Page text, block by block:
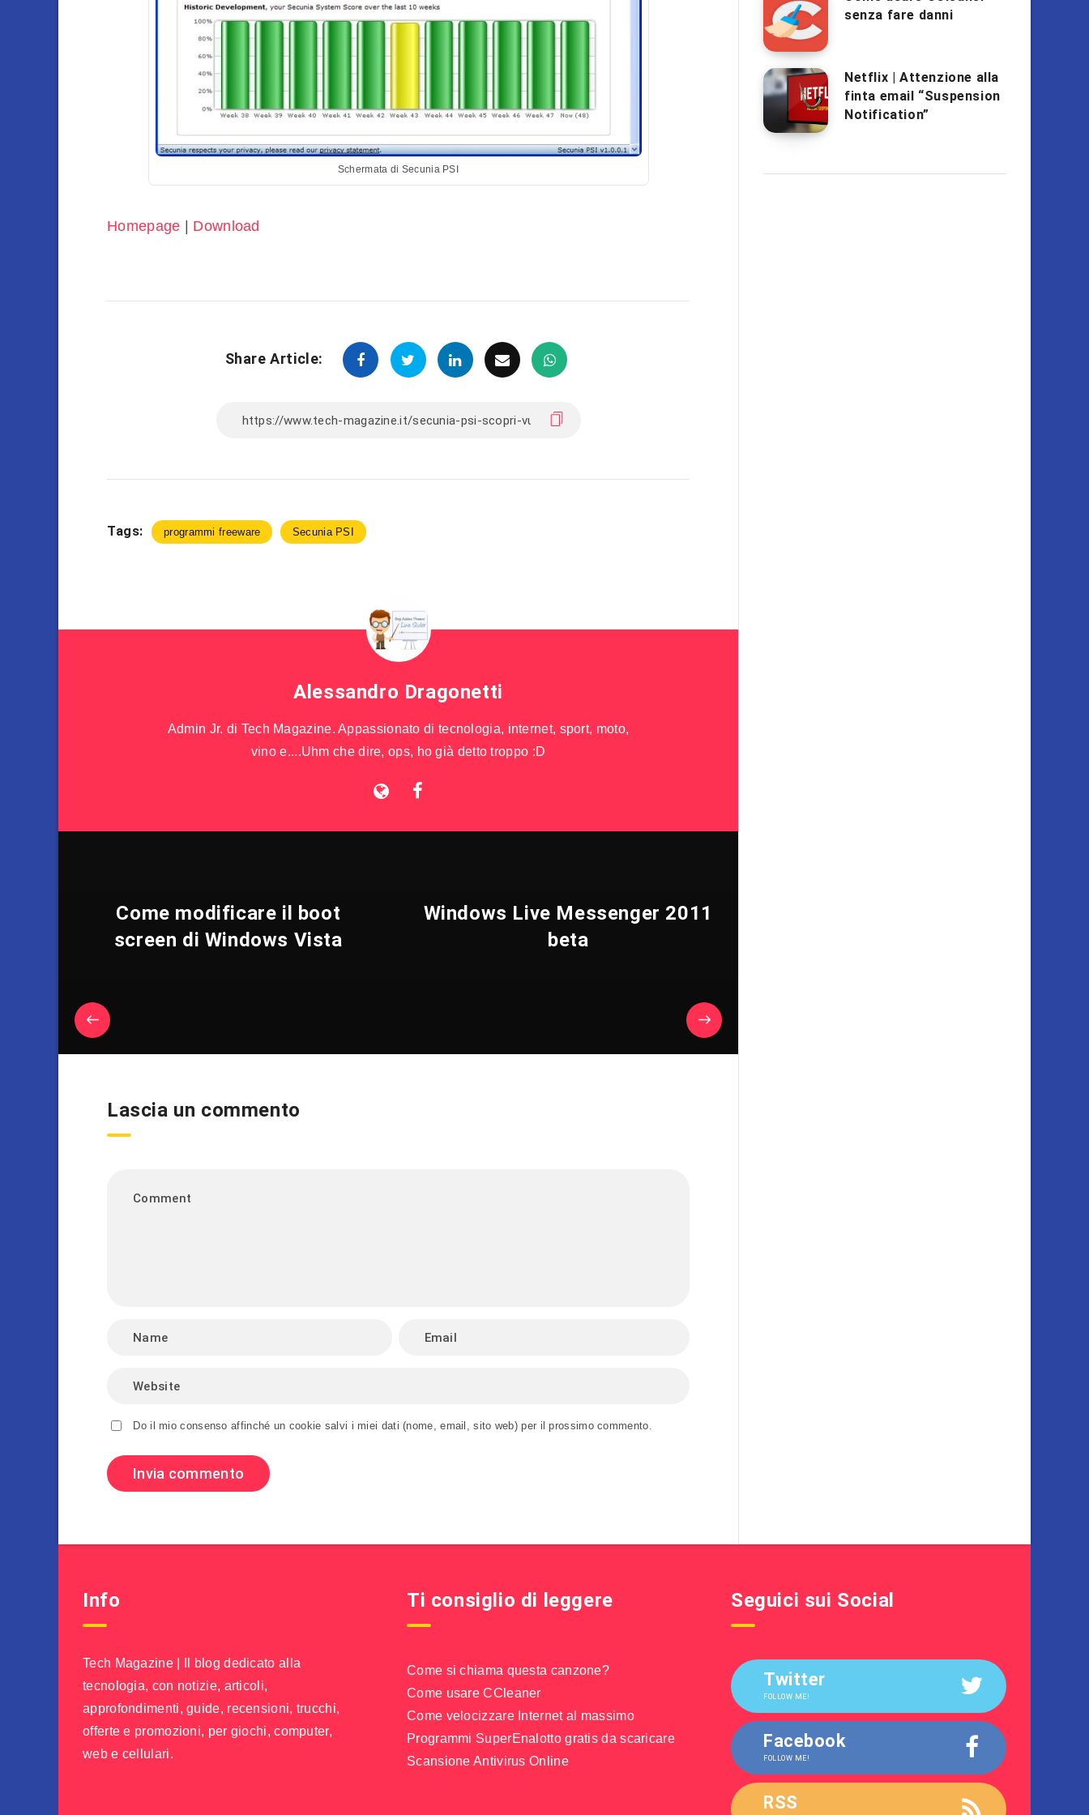
Schermata di Secunia PSI
Homepage Download
Share Article:
Tags: programmi freeware Secunia PSI
Alessandro Dragonetti
Admin Jr. di Tech Magazine. Appassionato di tecnologia, internet, sport, moto,
vino e....Uhm che dire, ops, ho già detto troppo :D
Come modificare il boot
screen di Windows Vista
Windows Live Messenger 2011
beta
Lascia un commento
Do il mio consenso affinché un cookie salvi i miei dati (nome, email, sito web) per il prossimo commento.
senza fare danni
Netflix | Attenzione alla
finta email “Suspension
Notification”
Info
Tech Magazine | Il blog dedicato alla
tecnologia, con notizie, articoli,
approfondimenti, guide, recensioni, trucchi,
offerte e promozioni, per giochi, computer,
web e cellulari.
Ti consiglio di leggere
Come si chiama questa canzone?
Come usare CCleaner
Come velocizzare Internet al massimo
Programmi SuperEnalotto gratis da scaricare
Scansione Antivirus Online
Seguici sui Social
Twitter
FOLLOW ME!
Facebook
FOLLOW ME!
RSS